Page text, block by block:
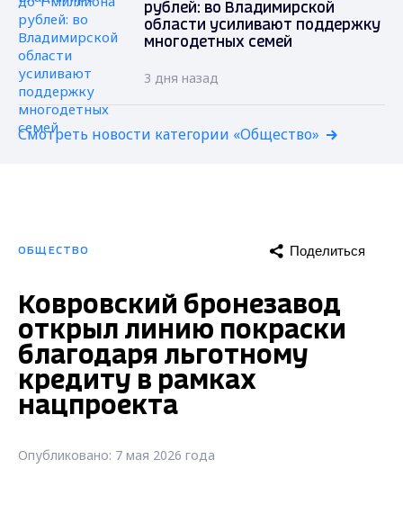
рублей: во Владимирской
области усиливают поддержку
многодетных семей
3 дня назад
Смотреть новости категории «Общество»
ОБЩЕСТВО Поделиться
Ковровский бронезавод
открыл линию покраски
благодаря льготному
кредиту в рамках
нацпроекта
Опубликовано: 7 мая 2026 года